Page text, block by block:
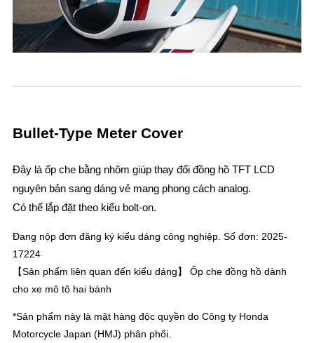
Bullet-Type Meter Cover
Đây là ốp che bằng nhôm giúp thay đổi đồng hồ TFT LCD
nguyên bản sang dáng vẻ mang phong cách analog.
Có thể lắp đặt theo kiểu bolt-on.
Đang nộp đơn đăng ký kiểu dáng công nghiệp. Số đơn: 2025-
17224
【Sản phẩm liên quan đến kiểu dáng】 Ốp che đồng hồ dành
cho xe mô tô hai bánh
*Sản phẩm này là mặt hàng độc quyền do Công ty Honda
Motorcycle Japan (HMJ) phân phối.